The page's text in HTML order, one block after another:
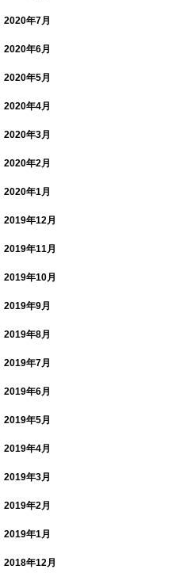
2020年7月
2020年6月
2020年5月
2020年4月
2020年3月
2020年2月
2020年1月
2019年12月
2019年11月
2019年10月
2019年9月
2019年8月
2019年7月
2019年6月
2019年5月
2019年4月
2019年3月
2019年2月
2019年1月
2018年12月